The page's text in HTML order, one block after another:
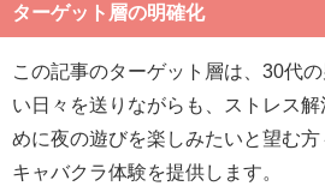
ターゲット層の明確化
この記事のターゲット層は、30代
い日々を送りながらも、ストレス
めに夜の遊びを楽しみたいと望む
キャバクラ体験を提供します。